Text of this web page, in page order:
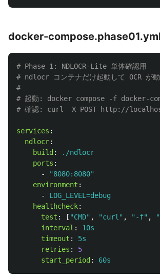
docker-
# Phase 1: NDLOCR-Lite 単体確認用
# ndlocr コンテナだけ起動して OCR が動
#
# 起動: docker compose -f docker-
# 確認: curl -X POST http://
services :
ndlocr:
build :
./ndlocr
ports :
-
"8080:8080"
environment :
-
LOG_LEVEL=debug
healthcheck:
test : [ "CMD" , "curl" , " -f" , "
interval :
10s
timeout :
5s
retries :
5
start_period : 60s